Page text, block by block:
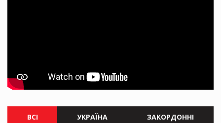
ВСІ УКРАЇНА ЗАКОРДОННІ